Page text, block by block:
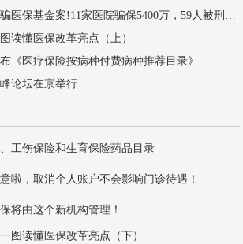
读懂医保改革亮点（上）
《医疗保险按病种付费病种推荐目录》
论坛在京举行
工伤保险和生育保险药品目录
啦，取消个人账户不会影响门诊待遇！
将由这个新机构管理！
图读懂医保改革亮点（下）